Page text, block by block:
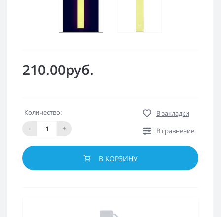
210.00руб.
Количество:
-
+
В закладки
В сравнение
В КОРЗИНУ